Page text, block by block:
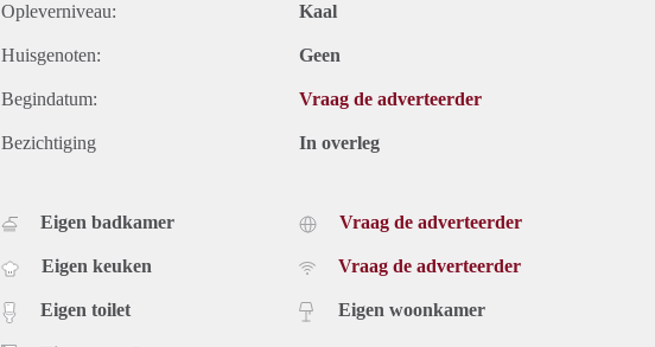
Opleverniveau: Kaal
Huisgenoten: Geen
Begindatum: Vraag de adverteerder
Bezichtiging In overleg
Eigen badkamer
Eigen keuken
Eigen toilet
Vraag de adverteerder
Vraag de adverteerder
Eigen woonkamer